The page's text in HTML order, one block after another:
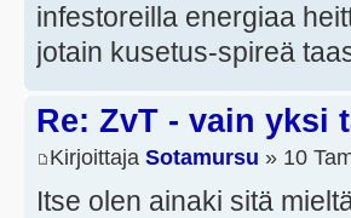
infestoreilla energiaa
jotain kusetus-spireä
Re: ZvT - vain yksi
Kirjoittaja Sotamursu » 10
Itse olen ainaki sitä